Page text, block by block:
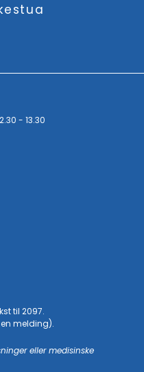
- 13.30
til 2097.
melding).
eller medisinske